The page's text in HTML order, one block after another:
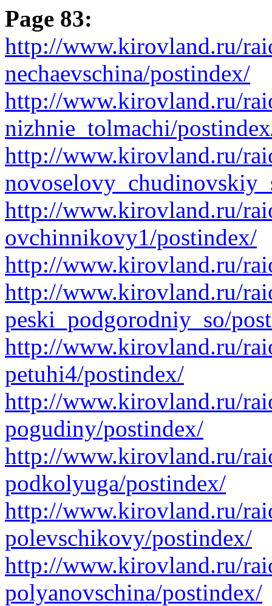
Page 83:
http://www.kirovland.ru/
nechaevschina/postindex/
http://www.kirovland.ru/
nizhnie_tolmachi/
http://www.kirovland.ru/
http://www.kirovland.ru/
ovchinnikovy1/postindex/
http://www.kirovland.ru/
http://www.kirovland.ru/
peski_podgorodniy_so/
http://www.kirovland.ru/
petuhi4/postindex/
http://www.kirovland.ru/
pogudiny/postindex/
http://www.kirovland.ru/
podkolyuga/postindex/
http://www.kirovland.ru/
polevschikovy/postindex/
http://www.kirovland.ru/
polyanovschina/postindex/